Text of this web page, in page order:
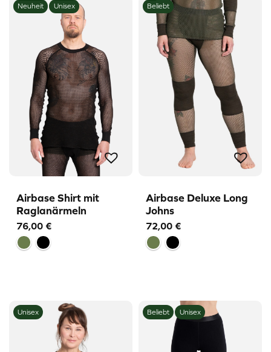
Neuheit Unisex
Airbase Shirt mit
Raglanärmeln
76,00 €
Beliebt
Airbase Deluxe Long
Johns
72,00 €
Unisex Beliebt Unisex